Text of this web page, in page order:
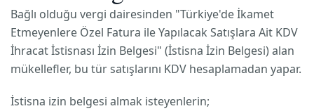
Bağlı olduğu vergi dairesinden "Türkiye'de İkamet
Etmeyenlere Özel Fatura ile Yapılacak Satışlara Ait KDV
İhracat İstisnası İzin Belgesi" (İstisna İzin Belgesi) alan
mükellefler, bu tür satışlarını KDV hesaplamadan yapar.
İstisna izin belgesi almak isteyenlerin;